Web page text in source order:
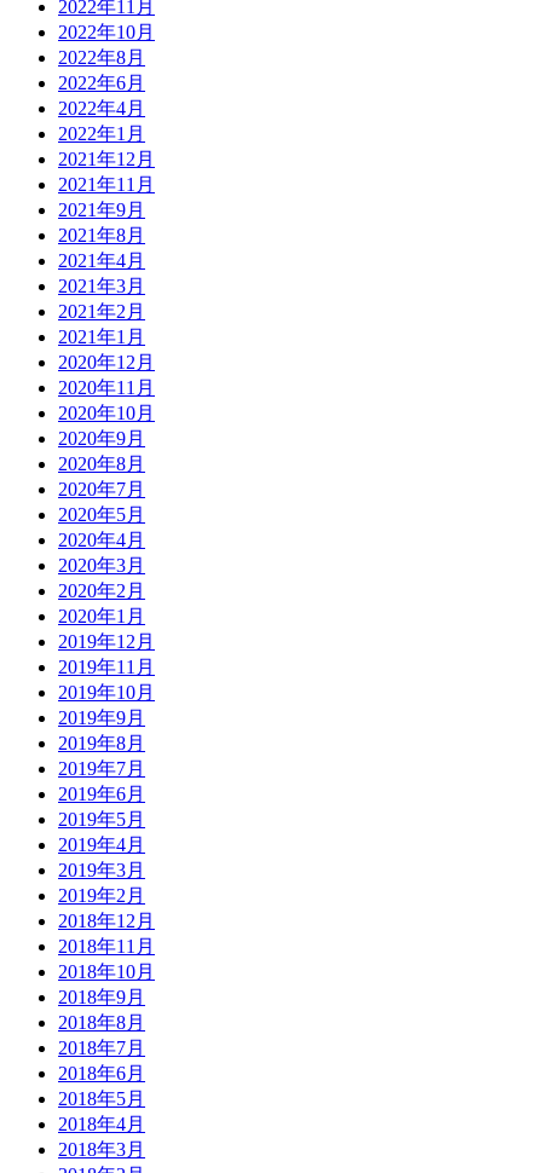
2022年11月
2022年10月
2022年8月
2022年6月
2022年4月
2022年1月
2021年12月
2021年11月
2021年9月
2021年8月
2021年4月
2021年3月
2021年2月
2021年1月
2020年12月
2020年11月
2020年10月
2020年9月
2020年8月
2020年7月
2020年5月
2020年4月
2020年3月
2020年2月
2020年1月
2019年12月
2019年11月
2019年10月
2019年9月
2019年8月
2019年7月
2019年6月
2019年5月
2019年4月
2019年3月
2019年2月
2018年12月
2018年11月
2018年10月
2018年9月
2018年8月
2018年7月
2018年6月
2018年5月
2018年4月
2018年3月